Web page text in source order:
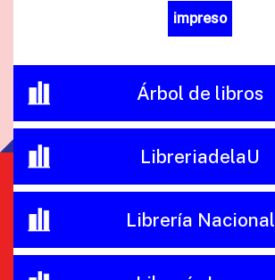
impreso
Árbol de libros
LibreriadelaU
Librería Nacional